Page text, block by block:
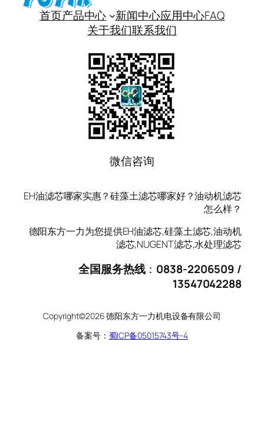
首页产品中心 新闻中心应用中心FAQ
关于我们联系我们
微信咨询
EH油滤芯哪家实惠？硅藻土滤芯哪家好？油动机滤芯
怎么样？
德阳东方一力为您提供EH油滤芯,硅藻土滤芯,油动机
滤芯,NUGENT滤芯,水处理滤芯
全国服务热线： 0838-2206509 /
13547042288
Copyright©2026 德阳东方一力机电设备有限公司
备案号： 蜀ICP备05015743号-4